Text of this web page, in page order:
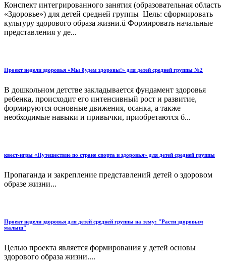
Конспект интегрированного занятия (образовательная область
«Здоровье») для детей средней группы Цель: сформировать
культуру здорового образа жизни.ü Формировать начальные
представления у де...
Проект недели здоровья «Мы будем здоровы!» для детей средней группы №2
В дошкольном детстве закладывается фундамент здоровья
ребенка, происходит его интенсивный рост и развитие,
формируются основные движения, осанка, а также
необходимые навыки и привычки, приобретаются б...
квест-игры «Путешествие по стране спорта и здоровья» для детей средней группы
Пропаганда и закрепление представлений детей о здоровом
образе жизни...
Проект недели здоровья для детей средней группы на тему: "Расти здоровым
малыш"
Целью проекта является формирования у детей основы
здорового образа жизни....